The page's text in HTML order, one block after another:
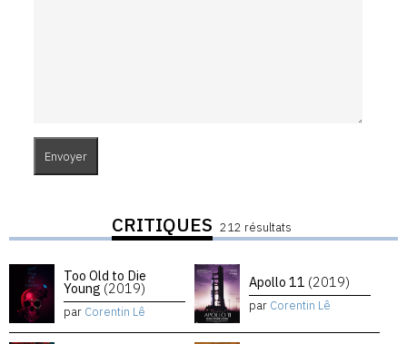
CRITIQUES 212 résultats
Too Old to Die
Young (2019)
par Corentin Lê
Apollo 11 (2019)
par Corentin Lê